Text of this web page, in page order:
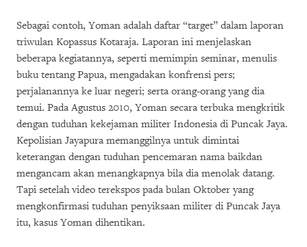
Sebagai contoh, Yoman adalah daftar “target” dalam laporan
triwulan Kopassus Kotaraja. Laporan ini menjelaskan
beberapa kegiatannya, seperti memimpin seminar, menulis
buku tentang Papua, mengadakan konfrensi pers;
perjalanannya ke luar negeri; serta orang-orang yang dia
temui. Pada Agustus 2010, Yoman secara terbuka mengkritik
dengan tuduhan kekejaman militer Indonesia di Puncak Jaya.
Kepolisian Jayapura memanggilnya untuk dimintai
keterangan dengan tuduhan pencemaran nama baikdan
mengancam akan menangkapnya bila dia menolak datang.
Tapi setelah video terekspos pada bulan Oktober yang
mengkonfirmasi tuduhan penyiksaan militer di Puncak Jaya
itu, kasus Yoman dihentikan.